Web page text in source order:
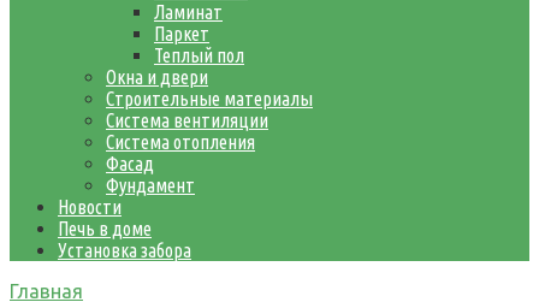
Ламинат
Паркет
Теплый пол
Окна и двери
Строительные материалы
Система вентиляции
Система отопления
Фасад
Фундамент
Новости
Печь в доме
Установка забора
Главная